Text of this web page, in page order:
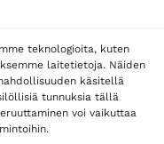
teknologioita, kuten
laitetietoja. Näiden
käsitellä
tunnuksia tällä
voi vaikuttaa